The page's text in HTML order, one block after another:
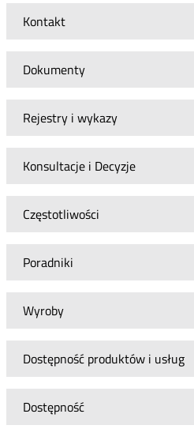
Kontakt
Dokumenty
Rejestry i wykazy
Konsultacje i Decyzje
Częstotliwości
Poradniki
Wyroby
Dostępność produktów i usług
Dostępność